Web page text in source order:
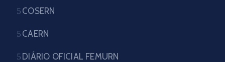
COSERN
CAERN
DIÁRIO OFICIAL FEMURN